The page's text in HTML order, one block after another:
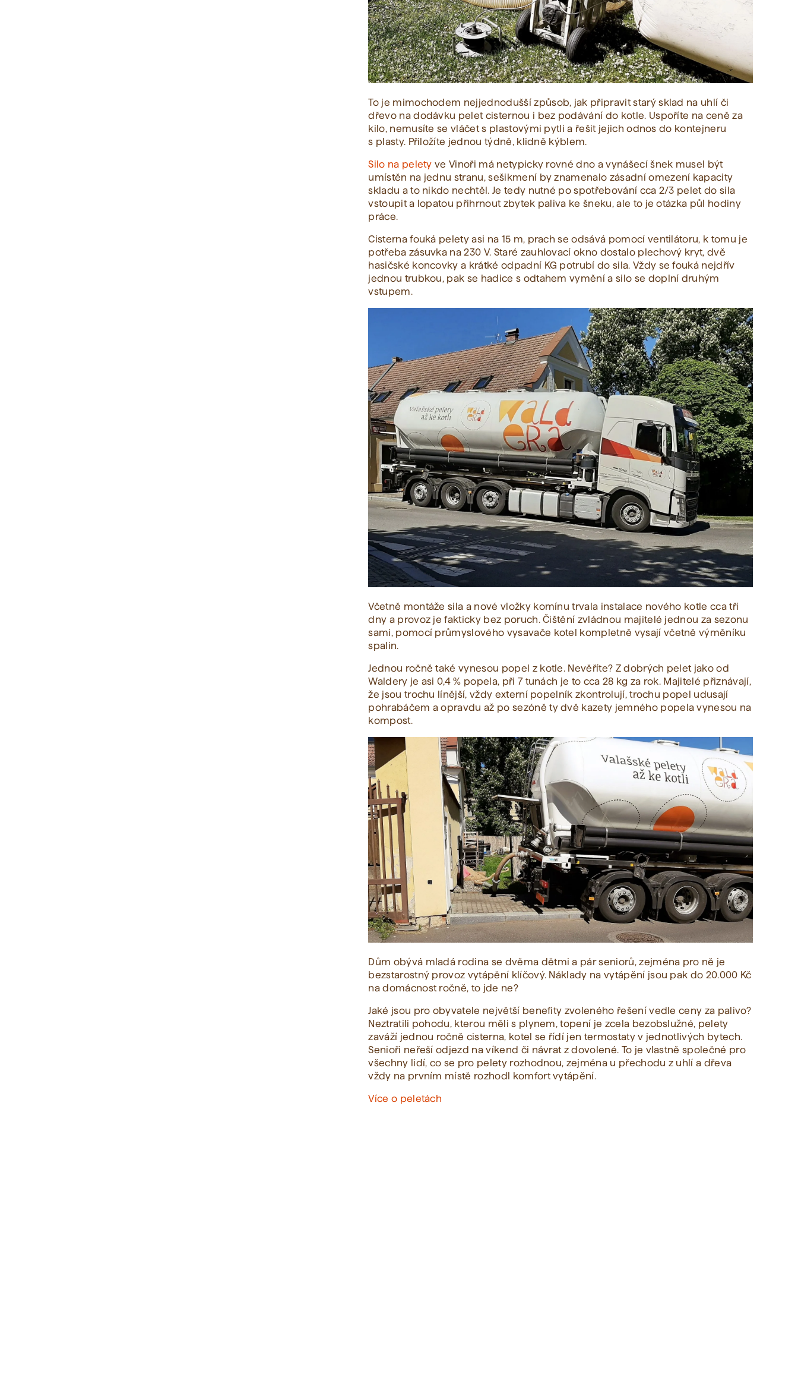
To je mimochodem nejjednodušší způsob, jak připravit starý sklad na uhlí či
dřevo na dodávku pelet cisternou i bez podávání do kotle. Uspoříte na ceně za
kilo, nemusíte se vláčet s plastovými pytli a řešit jejich odnos do kontejneru
s plasty. Přiložíte jednou týdně, klidně kýblem.
Silo na pelety ve Vinoři má netypicky rovné dno a vynášecí šnek musel být
umístěn na jednu stranu, sešikmení by znamenalo zásadní omezení kapacity
skladu a to nikdo nechtěl. Je tedy nutné po spotřebování cca 2/3 pelet do sila
vstoupit a lopatou přihrnout zbytek paliva ke šneku, ale to je otázka půl hodiny
práce.
Cisterna fouká pelety asi na 15 m, prach se odsává pomocí ventilátoru, k tomu je
potřeba zásuvka na 230 V. Staré zauhlovací okno dostalo plechový kryt, dvě
hasičské koncovky a krátké odpadní KG potrubí do sila. Vždy se fouká nejdřív
jednou trubkou, pak se hadice s odtahem vymění a silo se doplní druhým
vstupem.
Včetně montáže sila a nové vložky komínu trvala instalace nového kotle cca tři
dny a provoz je fakticky bez poruch. Čištění zvládnou majitelé jednou za sezonu
sami, pomocí průmyslového vysavače kotel kompletně vysají včetně výměníku
spalin.
Jednou ročně také vynesou popel z kotle. Nevěříte? Z dobrých pelet jako od
Waldery je asi 0,4 % popela, při 7 tunách je to cca 28 kg za rok. Majitelé přiznávají,
že jsou trochu línější, vždy externí popelník zkontrolují, trochu popel udusají
pohrabáčem a opravdu až po sezóně ty dvě kazety jemného popela vynesou na
kompost.
Dům obývá mladá rodina se dvěma dětmi a pár seniorů, zejména pro ně je
bezstarostný provoz vytápění klíčový. Náklady na vytápění jsou pak do 20.000 Kč
na domácnost ročně, to jde ne?
Jaké jsou pro obyvatele největší benefity zvoleného řešení vedle ceny za palivo?
Neztratili pohodu, kterou měli s plynem, topení je zcela bezobslužné, pelety
zaváží jednou ročně cisterna, kotel se řídí jen termostaty v jednotlivých bytech.
Senioři neřeší odjezd na víkend či návrat z dovolené. To je vlastně společné pro
všechny lidí, co se pro pelety rozhodnou, zejména u přechodu z uhlí a dřeva
vždy na prvním místě rozhodl komfort vytápění.
Více o peletách